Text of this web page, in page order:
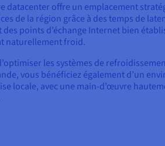
datacenter offre un emplacement
de la région grâce à des temps de
points d’échange Internet bien
naturellement froid.
les systèmes de
vous bénéficiez également d’un
locale, avec une main-d’œuvre